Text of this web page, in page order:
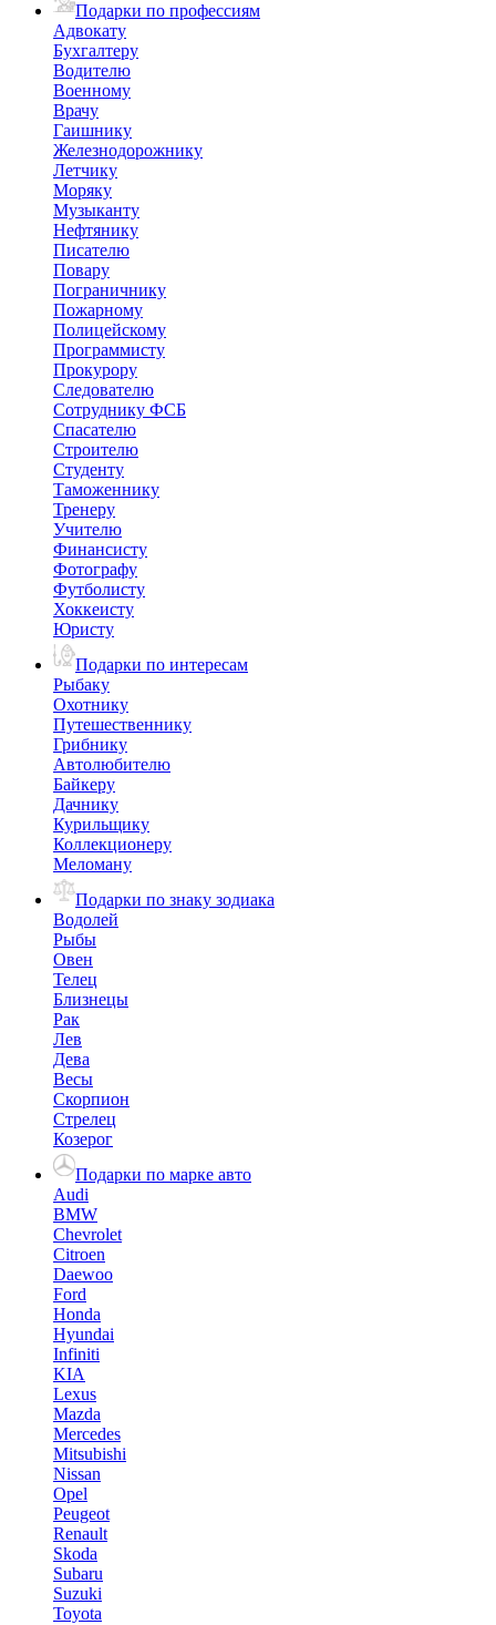
Подарки по профессиям
Адвокату
Бухгалтеру
Водителю
Военному
Врачу
Гаишнику
Железнодорожнику
Летчику
Моряку
Музыканту
Нефтянику
Писателю
Повару
Пограничнику
Пожарному
Полицейскому
Программисту
Прокурору
Следователю
Сотруднику ФСБ
Спасателю
Строителю
Студенту
Таможеннику
Тренеру
Учителю
Финансисту
Фотографу
Футболисту
Хоккеисту
Юристу
Подарки по интересам
Рыбаку
Охотнику
Путешественнику
Грибнику
Автолюбителю
Байкеру
Дачнику
Курильщику
Коллекционеру
Меломану
Подарки по знаку зодиака
Водолей
Рыбы
Овен
Телец
Близнецы
Рак
Лев
Дева
Весы
Скорпион
Стрелец
Козерог
Подарки по марке авто
Audi
BMW
Chevrolet
Citroen
Daewoo
Ford
Honda
Hyundai
Infiniti
KIA
Lexus
Mazda
Mercedes
Mitsubishi
Nissan
Opel
Peugeot
Renault
Skoda
Subaru
Suzuki
Toyota